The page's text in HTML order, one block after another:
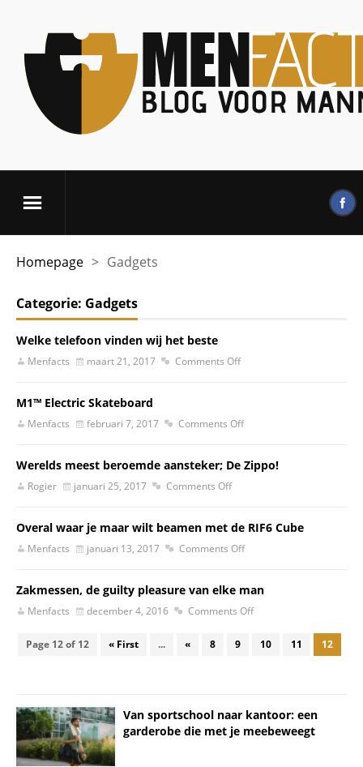
Homepage > Gadgets
Categorie: Gadgets
Welke telefoon vinden wij het beste
Menfacts maart 21, 2017 Comments Off
M1™ Electric Skateboard
Menfacts februari 7, 2017 Comments Off
Werelds meest beroemde aansteker; De Zippo!
Rogier januari 25, 2017 Comments Off
Overal waar je maar wilt beamen met de RIF6 Cube
Menfacts januari 13, 2017 Comments Off
Zakmessen, de guilty pleasure van elke man
Menfacts december 4, 2016 Comments Off
Page 12 of 12 « First ... « 8 9 10 11 12
Van sportschool naar kantoor: een
garderobe die met je meebeweegt